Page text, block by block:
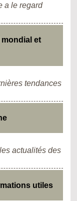
a le regard
et
tendances
actualités des
utiles